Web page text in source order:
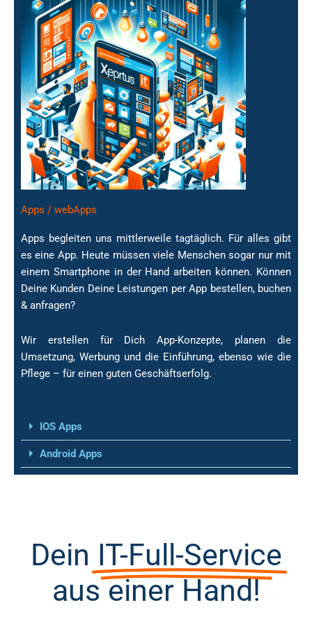
Apps für dein Business
Apps / webApps
Apps begleiten uns mittlerweile tagtäglich. Für alles gibt
es eine App. Heute müssen viele Menschen sogar nur mit
einem Smartphone in der Hand arbeiten können. Können
Deine Kunden Deine Leistungen per App bestellen, buchen
& anfragen?
Wir erstellen für Dich App-Konzepte, planen die
Umsetzung, Werbung und die Einführung, ebenso wie die
Pflege – für einen guten Geschäftserfolg.
IOS Apps
Android Apps
Dein IT-Full-Service
aus einer Hand!